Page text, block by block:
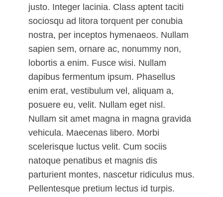
justo. Integer lacinia. Class aptent taciti
sociosqu ad litora torquent per conubia
nostra, per inceptos hymenaeos. Nullam
sapien sem, ornare ac, nonummy non,
lobortis a enim. Fusce wisi. Nullam
dapibus fermentum ipsum. Phasellus
enim erat, vestibulum vel, aliquam a,
posuere eu, velit. Nullam eget nisl.
Nullam sit amet magna in magna gravida
vehicula. Maecenas libero. Morbi
scelerisque luctus velit. Cum sociis
natoque penatibus et magnis dis
parturient montes, nascetur ridiculus mus.
Pellentesque pretium lectus id turpis.